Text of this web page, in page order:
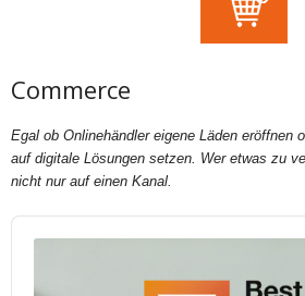
Commerce
Egal ob Onlinehändler eigene Läden eröffnen
auf digitale Lösungen setzen. Wer etwas zu
nicht nur auf einen Kanal.
Audio
Player